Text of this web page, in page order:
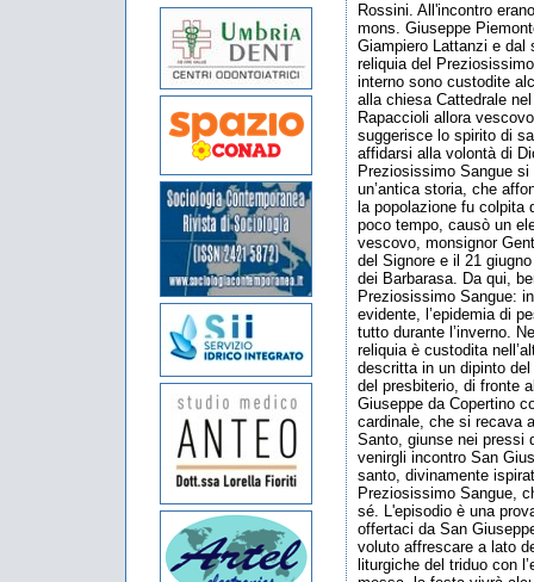
Rossini. All'incontro
mons. Giuseppe
Giampiero Lattanzi e dal
reliquia del
interno sono custodite
alla chiesa Cattedrale
Rapaccioli allora
suggerisce lo spirito di
affidarsi alla volontà di
Preziosissimo Sangue
un’antica storia, che
la popolazione fu colpita
poco tempo, causò un
vescovo, monsignor
del Signore e il 21
dei Barbarasa. Da qui,
Preziosissimo Sangue:
evidente, l’epidemia di
tutto durante l’inverno.
reliquia è custodita
descritta in un dipinto
del presbiterio, di fronte
Giuseppe da Copertino
cardinale, che si recava
Santo, giunse nei pressi
venirgli incontro San
santo, divinamente
Preziosissimo Sangue,
sé. L'episodio è una
offertaci da San
voluto affrescare a lato
liturgiche del triduo con